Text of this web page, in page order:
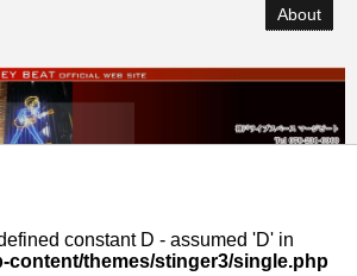
About
constant D - assumed 'D' in
content/themes/stinger3/single.php